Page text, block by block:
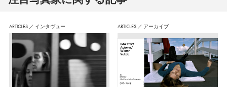
ARTICLES ／ インタヴュー ARTICLES ／ アーカイブ